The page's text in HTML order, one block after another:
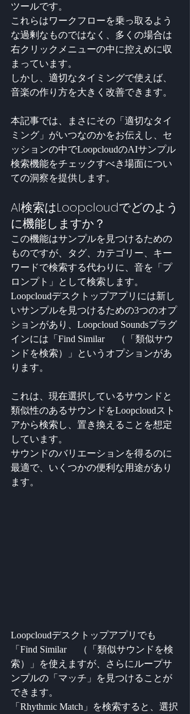
ツールです。
これらはワークフローを乗っ取るよう
な過剰なものではなく、多くの場合は
右クリックメニューの中に控えめに収
まっています。
しかし、適切なタイミングで使えば、
音楽の作り方を大きく改善できます。
本記事では、まさにその「適切なタイ
ミング」がいつなのかをお伝えし、セ
ッションの中でLoopcloudのAIサンプル
検索機能をチェックすべき場面につい
ての洞察を提供します。
AI検索はLoopcloudでどのよう
に機能しますか？
この機能はサンプルを見つけるための
ものですが、タグ、カテゴリー、キー
ワードで検索する代わりに、音を「プ
ロンプト」として検索します。
Loopcloudデスクトップアプリには新し
いサンプルを見つけるための3つのオプ
ションがあり、Loopcloud Soundsプラグ
インには「Find Similar 　（「類似サウ
ンドを検索）」というオプションがあ
ります。
これは、現在選択しているサウンドと
類似性のあるサウンドをLoopcloudスト
アから検索し、置き換えることを想定
しています。
サウンドのバリエーションを得るのに
最適で、いくつかの便利な用途があり
ます。
Loopcloudデスクトップアプリでも
「Find Similar 　（「類似サウンドを検
索）」を使えますが、さらにループサ
ンプルの「マッチ」を見つけることが
できます。
「Rhythmic Match」を検索すると、選択